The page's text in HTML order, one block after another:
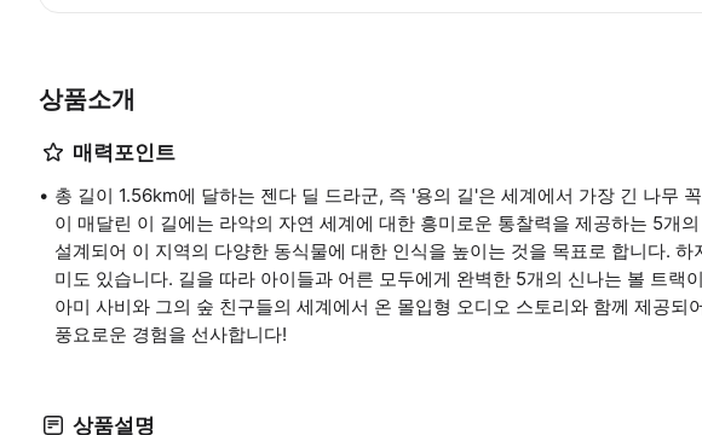
상품소개
매력포인트
총 길이 1.56km에 달하는 젠다 딜 드라군, 즉 '용의 길'은 세계에서 가장 긴 나무
이 매달린 이 길에는 라악의 자연 세계에 대한 흥미로운 통찰력을 제공하는 5개
설계되어 이 지역의 다양한 동식물에 대한 인식을 높이는 것을 목표로 합니다.
미도 있습니다. 길을 따라 아이들과 어른 모두에게 완벽한 5개의 신나는 볼 트랙
아미 사비와 그의 숲 친구들의 세계에서 온 몰입형 오디오 스토리와 함께 제공되
풍요로운 경험을 선사합니다!
상품설명